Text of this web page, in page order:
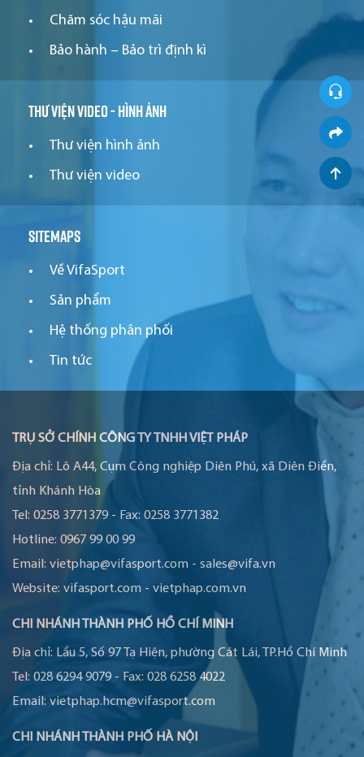
Chăm sóc hậu mãi
Bảo hành – Bảo trì định kì
Thư viện video - hình ảnh
Thư viện hình ảnh
Thư viện video
Sitemaps
Về VifaSport
Sản phẩm
Hệ thống phân phối
Tin tức
TRỤ SỞ CHÍNH CÔNG TY TNHH VIỆT PHÁP
Địa chỉ: Lô A44, Cụm Công nghiệp Diên Phú, xã Diên Điền,
tỉnh Khánh Hòa
Tel: 0258 3771379 - Fax: 0258 3771382
Hotline: 0967 99 00 99
Email: vietphap@vifasport.com - sales@vifa.vn
Website: vifasport.com - vietphap.com.vn
CHI NHÁNH THÀNH PHỐ HỒ CHÍ MINH
Địa chỉ: Lầu 5, Số 97 Tạ Hiện, phường Cát Lái, TP.Hồ Chí Minh
Tel: 028 6294 9079- Fax: 028 6258 4022
Email: vietphap.hcm@vifasport.com
CHI NHÁNH THÀNH PHỐ HÀ NỘI